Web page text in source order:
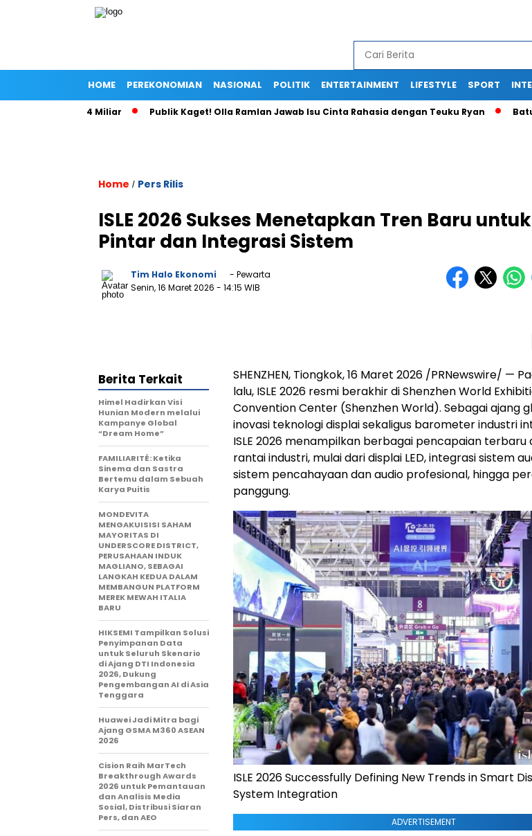
HOME PEREKONOMIAN NASIONAL POLITIK ENTERTAINMENT LIFESTYLE SPORT
KFC Rp54 Miliar Publik Kaget! Olla Ramlan Jawab Isu Cinta Rahasia dengan Teuku Ryan Batu Bara
Home / Pers Rilis
ISLE 2026 Sukses Menetapkan Tren Baru
Pintar dan Integrasi Sistem
Tim Halo Ekonomi
- Pewarta
Senin, 16 Maret 2026 - 14:15 WIB
SHENZHEN, Tiongkok, 16 Maret 2026 /PRNewswire/ —
lalu, ISLE 2026 resmi berakhir di Shenzhen World
Convention Center (Shenzhen World). Sebagai ajang
inovasi teknologi displai sekaligus barometer industri
ISLE 2026 menampilkan berbagai pencapaian terbaru
rantai industri, mulai dari displai LED, integrasi sistem
sistem pencahayaan dan audio profesional, hingga
panggung.
ISLE 2026 Successfully Defining New Trends in Smart
System Integration
ADVERTISEMENT
Berita Terkait
Himel Hadirkan Visi
Hunian Modern melalui
Kampanye Global
“Dream Home”
FAMILIARITÉ: Ketika
Sinema dan Sastra
Bertemu dalam Sebuah
Karya Puitis
MONDEVITA
MENGAKUISISI SAHAM
MAYORITAS DI
UNDERSCORE DISTRICT,
PERUSAHAAN INDUK
MAGLIANO, SEBAGAI
LANGKAH KEDUA DALAM
MEMBANGUN PLATFORM
MEREK MEWAH ITALIA
BARU
HIKSEMI Tampilkan Solusi
Penyimpanan Data
untuk Seluruh Skenario
di Ajang DTI Indonesia
2026, Dukung
Pengembangan AI di Asia
Tenggara
Huawei Jadi Mitra bagi
Ajang GSMA M360 ASEAN
2026
Cision Raih MarTech
Breakthrough Awards
2026 untuk Pemantauan
dan Analisis Media
Sosial, Distribusi Siaran
Pers, dan AEO